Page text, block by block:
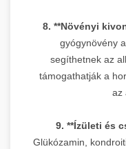
8. **Növényi
gyógynövény
segíthetnek az
támogathatják a
az
9. **Ízületi és
Glükózamin,